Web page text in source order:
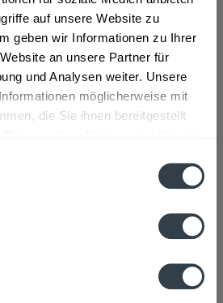
auf unsere Website zu
geben wir Informationen zu Ihrer
an unsere Partner für
und Analysen weiter. Unsere
möglicherweise mit
die Sie ihnen bereitgestellt
Burgunder QbA
Säureprägung", so der
Glas - Einweg
Hoheburg
vorhanden sind, sind diese
besonders hervorgehoben